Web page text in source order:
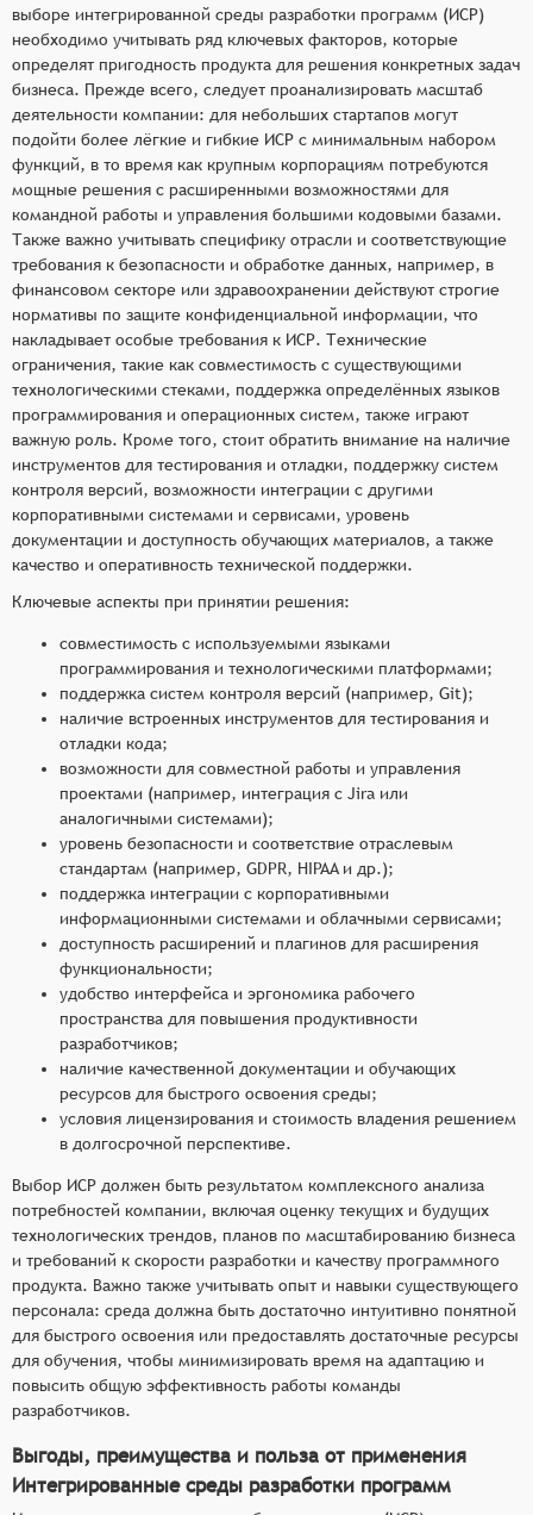
выборе интегрированной среды разработки программ (ИСР)
необходимо учитывать ряд ключевых факторов, которые
определят пригодность продукта для решения конкретных задач
бизнеса. Прежде всего, следует проанализировать масштаб
деятельности компании: для небольших стартапов могут
подойти более лёгкие и гибкие ИСР с минимальным набором
функций, в то время как крупным корпорациям потребуются
мощные решения с расширенными возможностями для
командной работы и управления большими кодовыми базами.
Также важно учитывать специфику отрасли и соответствующие
требования к безопасности и обработке данных, например, в
финансовом секторе или здравоохранении действуют строгие
нормативы по защите конфиденциальной информации, что
накладывает особые требования к ИСР. Технические
ограничения, такие как совместимость с существующими
технологическими стеками, поддержка определённых языков
программирования и операционных систем, также играют
важную роль. Кроме того, стоит обратить внимание на наличие
инструментов для тестирования и отладки, поддержку систем
контроля версий, возможности интеграции с другими
корпоративными системами и сервисами, уровень
документации и доступность обучающих материалов, а также
качество и оперативность технической поддержки.
Ключевые аспекты при принятии решения:
совместимость с используемыми языками
программирования и технологическими платформами;
поддержка систем контроля версий (например, Git);
наличие встроенных инструментов для тестирования и
отладки кода;
возможности для совместной работы и управления
проектами (например, интеграция с Jira или
аналогичными системами);
уровень безопасности и соответствие отраслевым
стандартам (например, GDPR, HIPAA и др.);
поддержка интеграции с корпоративными
информационными системами и облачными сервисами;
доступность расширений и плагинов для расширения
функциональности;
удобство интерфейса и эргономика рабочего
пространства для повышения продуктивности
разработчиков;
наличие качественной документации и обучающих
ресурсов для быстрого освоения среды;
условия лицензирования и стоимость владения решением
в долгосрочной перспективе.
Выбор ИСР должен быть результатом комплексного анализа
потребностей компании, включая оценку текущих и будущих
технологических трендов, планов по масштабированию бизнеса
и требований к скорости разработки и качеству программного
продукта. Важно также учитывать опыт и навыки существующего
персонала: среда должна быть достаточно интуитивно понятной
для быстрого освоения или предоставлять достаточные ресурсы
для обучения, чтобы минимизировать время на адаптацию и
повысить общую эффективность работы команды
разработчиков.
Выгоды, преимущества и польза от применения
Интегрированные среды разработки программ